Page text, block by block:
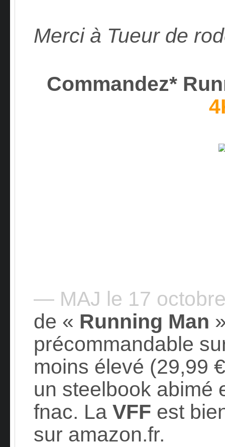
Merci à Tueur de
Commandez*
— MAJ le 17
de « Running Man
précommandable
moins élevé (29,99
un steelbook abimé
fnac. LaVFF est
sur amazon.fr.